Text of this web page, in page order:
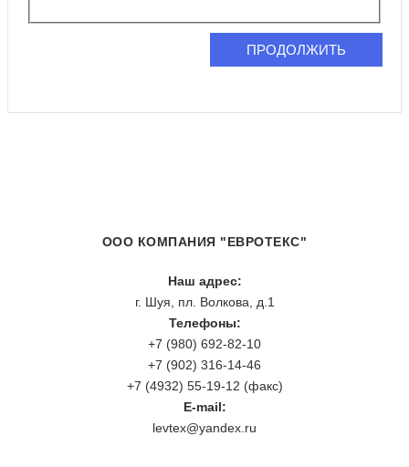
ПРОДОЛЖИТЬ
ООО КОМПАНИЯ "ЕВРОТЕКС"
Наш адрес:
г. Шуя, пл. Волкова, д.1
Телефоны:
+7 (980) 692-82-10
+7 (902) 316-14-46
+7 (4932) 55-19-12 (факс)
E-mail:
levtex@yandex.ru